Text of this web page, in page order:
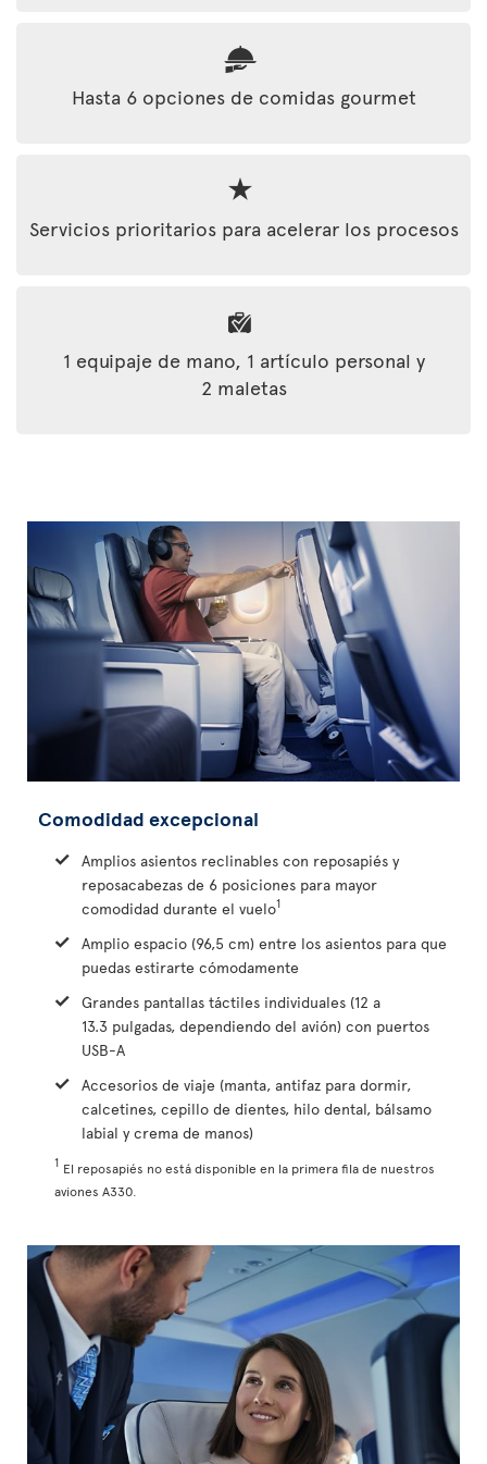
Hasta 6 opciones de comidas gourmet
Servicios prioritarios para acelerar los procesos
1 equipaje de mano, 1 artículo personal y
2 maletas
Comodidad excepcional
Amplios asientos reclinables con reposapiés y
reposacabezas de 6 posiciones para mayor
comodidad durante el vuelo1
Amplio espacio (96,5 cm) entre los asientos para que
puedas estirarte cómodamente
Grandes pantallas táctiles individuales (12 a
13.3 pulgadas, dependiendo del avión) con puertos
USB-A
Accesorios de viaje (manta, antifaz para dormir,
calcetines, cepillo de dientes, hilo dental, bálsamo
labial y crema de manos)
1 El reposapiés no está disponible en la primera fila de nuestros
aviones A330.